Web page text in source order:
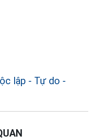
lập - Tự do -